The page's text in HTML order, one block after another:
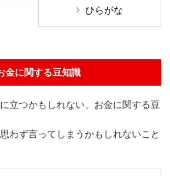
ひらがな
金に関する豆知識
立つかもしれない、お金に関する豆
わず言ってしまうかもしれないこと